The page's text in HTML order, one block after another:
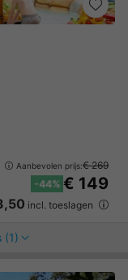
Aanbevolen prijs:€ 269
-44% € 149
incl. toeslagen
(1)